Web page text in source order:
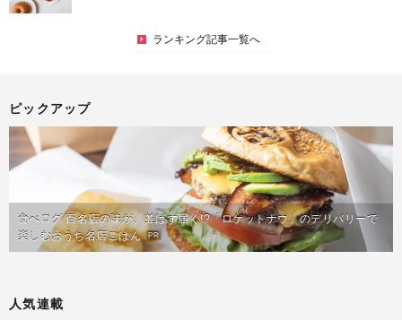
ランキング記事一覧へ
ピックアップ
食べログ 百名店の味が、並ばず届く!?「ロケットナウ」のデリバリーで
楽しむおうち名店ごはん PR
人気連載